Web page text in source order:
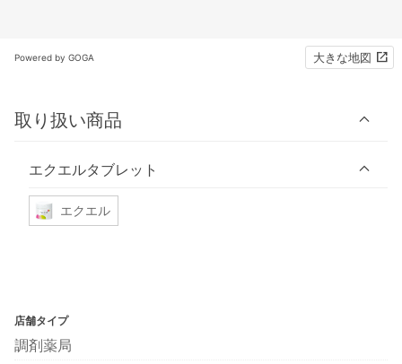
Powered by GOGA 大きな地図
取り扱い商品
エクエルタブレット
エクエル
店舗タイプ
調剤薬局